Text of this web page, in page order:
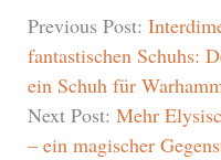
Previous Post:
fantastischen Schuhs:
ein Schuh für
Next Post: Mehr
– ein magischer